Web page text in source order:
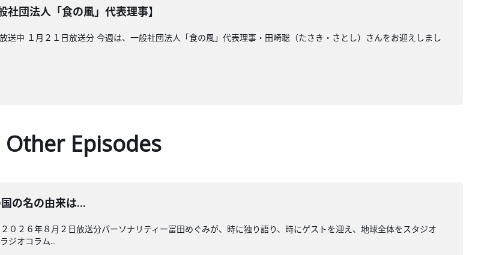
団法人「食の風」代表理事】
送中 １月２１日放送分 今週は、一般社団法人「食の風」代表理事・田崎聡（たさき・さとし）さんをお迎えしまし
Other Episodes
の名の由来は…
２６年８月２日放送分パーソナリティー富田めぐみが、時に独り語り、時にゲストを迎え、地球全体をスタジオ
ジオコラム...